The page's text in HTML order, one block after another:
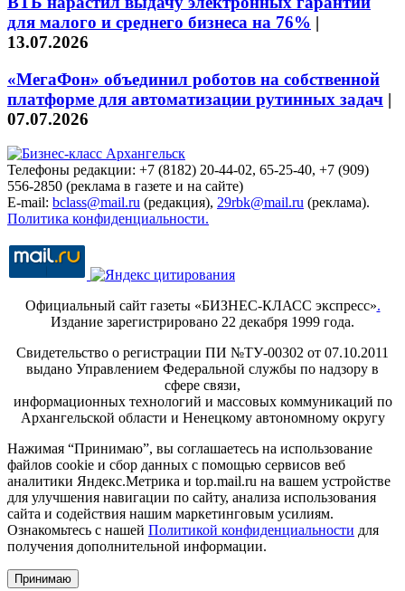
для малого и среднего бизнеса на 76% |
13.07.2026
«МегаФон» объединил роботов на собственной
платформе для автоматизации рутинных задач |
07.07.2026
Телефоны редакции: +7 (8182) 20-44-02, 65-25-40, +7 (909)
556-2850 (реклама в газете и на сайте)
E-mail: bclass@mail.ru (редакция), 29rbk@mail.ru (реклама).
Политика конфиденциальности.
Официальный сайт газеты «БИЗНЕС-КЛАСС экспресс».
Издание зарегистрировано 22 декабря 1999 года.
Свидетельство о регистрации ПИ №ТУ-00302 от 07.10.2011
выдано Управлением Федеральной службы по надзору в
сфере связи,
информационных технологий и массовых коммуникаций по
Архангельской области и Ненецкому автономному округу
Нажимая “Принимаю”, вы соглашаетесь на использование
файлов cookie и сбор данных с помощью сервисов веб
аналитики Яндекс.Метрика и top.mail.ru на вашем устройстве
для улучшения навигации по сайту, анализа использования
сайта и содействия нашим маркетинговым усилиям.
Ознакомьтесь с нашей Политикой конфиденциальности для
получения дополнительной информации.
Принимаю